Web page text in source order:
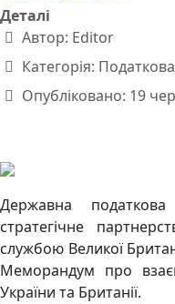
Деталі
Автор: Editor
Категорія:
Опубліковано: 19
Державна
стратегічне
службою Великої
Меморандум про
України та Британії.